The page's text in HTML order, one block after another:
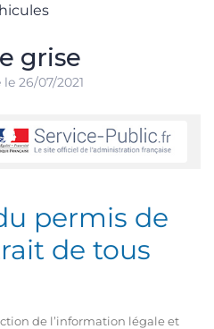
grise
le 26/07/2021
permis de
de tous
de l’information légale et